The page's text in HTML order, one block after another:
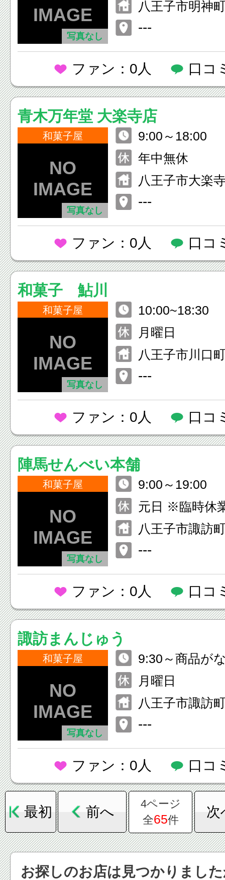
写真なし
八王子市明神
---
ファン：0人 口コ
青木万年堂 大楽寺店
和菓子屋
写真なし
9:00～18:00
年中無休
八王子市大楽
---
ファン：0人 口コ
和菓子 鮎川
和菓子屋
写真なし
10:00~18:30
月曜日
八王子市川口
---
ファン：0人 口コ
陣馬せんべい本舗
和菓子屋
写真なし
9:00～19:00
元日 ※臨時休
八王子市諏訪
---
ファン：0人 口コ
諏訪まんじゅう
和菓子屋
写真なし
9:30～商品が
終了
月曜日
八王子市諏訪
---
ファン：0人 口コ
最初 前へ
4ページ
全65件
次
お探しのお店は見つかりまし